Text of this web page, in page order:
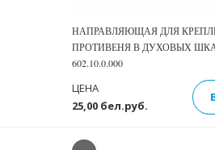
НАПРАВЛЯЮЩАЯ ДЛЯ
ПРОТИВЕНЯ В ДУХОВЫХ
602.10.0.000
25,00 бел.руб.
ЦЕНА